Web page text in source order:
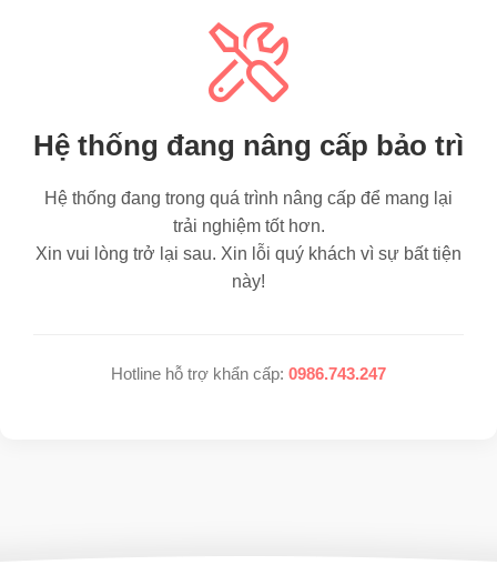
Hệ thống đang nâng cấp bảo trì
Hệ thống đang trong quá trình nâng cấp để mang lại
trải nghiệm tốt hơn.
Xin vui lòng trở lại sau. Xin lỗi quý khách vì sự bất tiện
này!
Hotline hỗ trợ khẩn cấp: 0986.743.247